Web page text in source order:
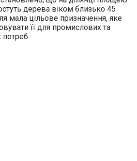
дерева віком близько 45
мала цільове призначення, яке
її для промислових та
потреб.